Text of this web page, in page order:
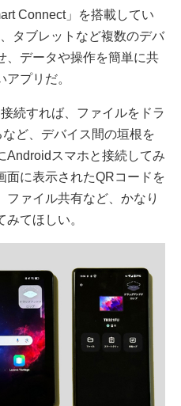
Connect」を搭載してい
タブレットなど複数のデバ
、データや操作を簡単に共
プリだ。
続すれば、ファイルをドラ
ど、デバイス間の垣根を
Androidスマホと接続してみ
面に表示されたQRコードを
ァイル共有など、かなり
てほしい。